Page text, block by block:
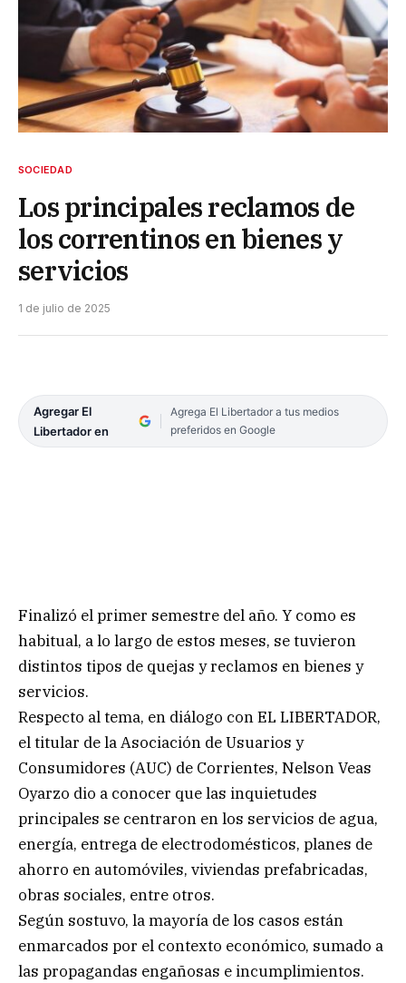
SOCIEDAD
Los principales reclamos de
los correntinos en bienes y
servicios
1 de julio de 2025
Agregar El
Libertador en
Agrega El Libertador a tus medios
preferidos en Google
Finalizó el primer semestre del año. Y como es
habitual, a lo largo de estos meses, se tuvieron
distintos tipos de quejas y reclamos en bienes y
servicios.
Respecto al tema, en diálogo con EL LIBERTADOR,
el titular de la Asociación de Usuarios y
Consumidores (AUC) de Corrientes, Nelson Veas
Oyarzo dio a conocer que las inquietudes
principales se centraron en los servicios de agua,
energía, entrega de electrodomésticos, planes de
ahorro en automóviles, viviendas prefabricadas,
obras sociales, entre otros.
Según sostuvo, la mayoría de los casos están
enmarcados por el contexto económico, sumado a
las propagandas engañosas e incumplimientos.